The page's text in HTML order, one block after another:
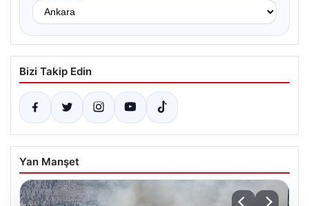
Bizi Takip Edin
Yan Manşet